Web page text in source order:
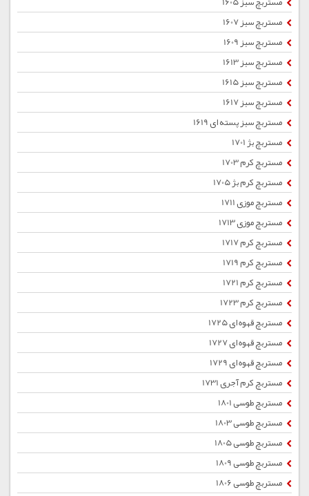
مستربچ سبز 1607
مستربچ سبز 1609
مستربچ سبز 1613
مستربچ سبز 1615
مستربچ سبز 1617
مستربچ سبز پسته ای 1619
مستربچ بژ 1701
مستربچ کرم 1703
مستربچ کرم بژ 1705
مستربچ موزی 1711
مستربچ موزی 1713
مستربچ کرم 1717
مستربچ کرم 1719
مستربچ کرم 1721
مستربچ کرم 1723
مستربچ قهوه ای 1725
مستربچ قهوه ای 1727
مستربچ قهوه ای 1729
مستربچ کرم آجری 1731
مستربچ طوسی 1801
مستربچ طوسی 1803
مستربچ طوسی 1805
مستربچ طوسی 1809
مستربچ طوسی 1806